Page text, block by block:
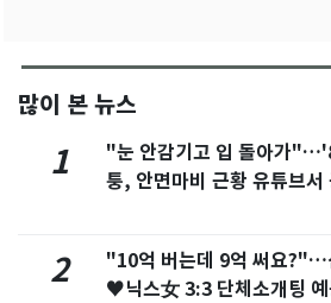
많이 본 뉴스
1
"눈 안감기고 입 돌아가
퉁, 안면마비 근황 유튜브서
2
"10억 버는데 9억 써요?"…
♥닉스女 3:3 단체소개팅